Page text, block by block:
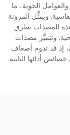
والعوامل الجوية، ما
ويمثِّل المرونة
المصدات بطرق
وتتميَّز مصدات
إذ قد تدوم أضعاف
أدائها الثابتة